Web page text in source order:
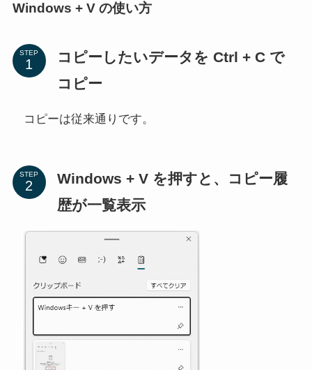
Windows + V の使い方
STEP
コピーしたいデータを Ctrl + C で
コピー
コピーは従来通りです。
STEP
Windows + V を押すと、コピー履
歴が一覧表示